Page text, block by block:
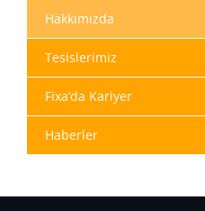
Hakkımızda
Tesislerimiz
Fixa’da Kariyer
Haberler